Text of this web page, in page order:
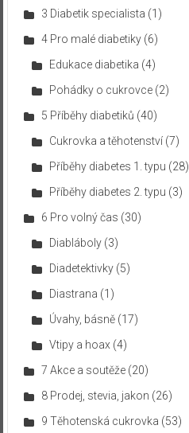
3 Diabetik specialista (1)
4 Pro malé diabetiky(6)
Edukace diabetika (4)
Pohádky o cukrovce(2)
5 Příběhy diabetiků (40)
Cukrovka a těhotenství(7)
Příběhy diabetes 1. typu (28)
Příběhy diabetes 2. typu (3)
6 Pro volný čas (30)
Diabláboly(3)
Diadetektivky(5)
Diastrana (1)
Úvahy, básně(17)
Vtipy a hoax (4)
7 Akce a soutěže(20)
8 Prodej, stevia, jakon (26)
9 Těhotenská cukrovka (53)